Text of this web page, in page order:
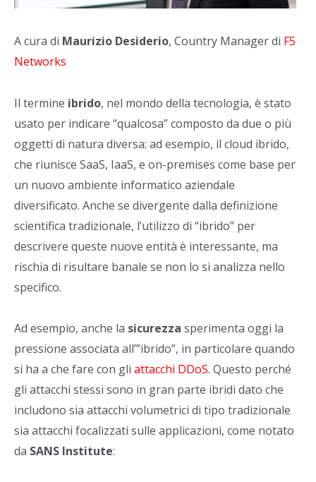
A cura di Maurizio Desiderio, Country Manager di F5
Networks
Il termine ibrido, nel mondo della tecnologia, è stato
usato per indicare “qualcosa” composto da due o più
oggetti di natura diversa: ad esempio, il cloud ibrido,
che riunisce SaaS, IaaS, e on-premises come base per
un nuovo ambiente informatico aziendale
diversificato. Anche se divergente dalla definizione
scientifica tradizionale, l’utilizzo di “ibrido” per
descrivere queste nuove entità è interessante, ma
rischia di risultare banale se non lo si analizza nello
specifico.
Ad esempio, anche la sicurezza sperimenta oggi la
pressione associata all’”ibrido”, in particolare quando
si ha a che fare con gli attacchi DDoS. Questo perché
gli attacchi stessi sono in gran parte ibridi dato che
includono sia attacchi volumetrici di tipo tradizionale
sia attacchi focalizzati sulle applicazioni, come notato
da SANS Institute: